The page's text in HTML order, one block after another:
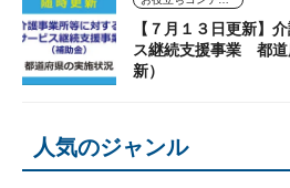
【７月１３日更新】
ス継続支援事業 都道
新）
人気のジャンル